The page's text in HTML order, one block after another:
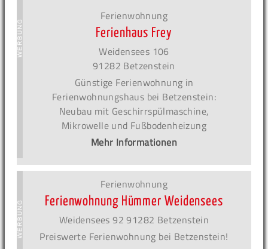
Ferienwohnung
Ferienhaus Frey
Weidensees 106
91282 Betzenstein
Günstige Ferienwohnung in
Ferienwohnungshaus bei Betzenstein:
Neubau mit Geschirrspülmaschine,
Mikrowelle und Fußbodenheizung
Mehr Informationen
Ferienwohnung
Ferienwohnung Hümmer Weidensees
Weidensees 92 91282 Betzenstein
Preiswerte Ferienwohnung bei Betzenstein!